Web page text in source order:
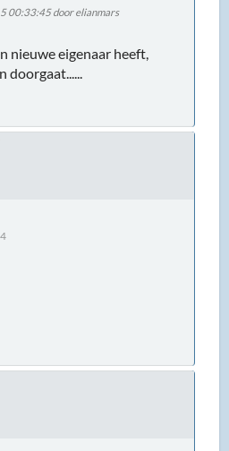
00:33:45 door elianmars
nieuwe eigenaar heeft,
doorgaat......